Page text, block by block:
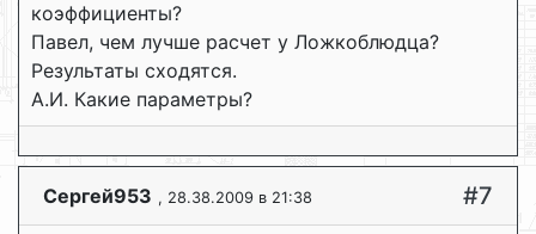
коэффициенты?
Павел, чем лучше расчет у Ложкоблюдца?
Результаты сходятся.
А.И. Какие параметры?
Сергей953 , 28.38.2009 в 21:38 #7